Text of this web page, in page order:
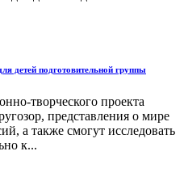
детей подготовительной группы
творческого проекта
представления о мире
а также смогут исследовать
к...